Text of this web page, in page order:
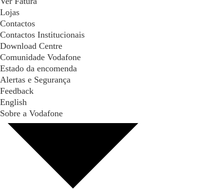
Lojas
Contactos
Contactos Institucionais
Download Centre
Comunidade Vodafone
Estado da encomenda
Alertas e Segurança
Feedback
English
Sobre a Vodafone